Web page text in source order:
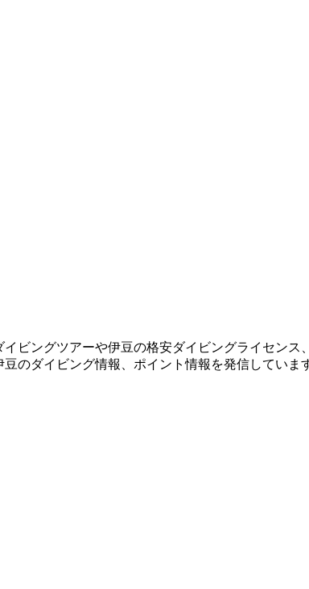
ビングツアーや伊豆の格安ダイビングライセン
のダイビング情報、ポイント情報を発信していま